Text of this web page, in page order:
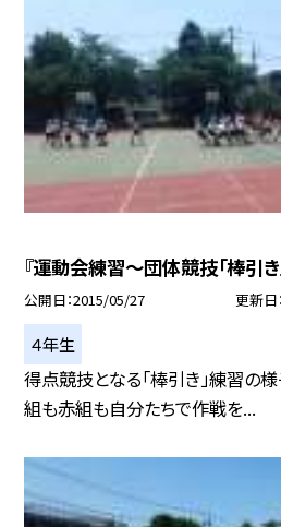
『運動会練習〜団体競技「棒引き
公開日 2015/05/27 更新日
４年生
得点競技となる「棒引き」練習の
組も赤組も自分たちで作戦を...